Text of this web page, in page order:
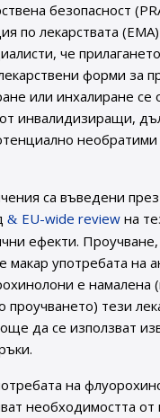
безопасност
по лекарствата
че
форми за
или инхалиране се
инвалидизиращи,
необратими
са въведени
EU-wide review на
ефекти.
макар употребата на
е намалена
тези
да се използват
на
необходимостта от